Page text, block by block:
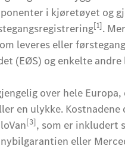
i kjøretøyet og
[1].
leveres eller
(EØS) og enkelte andre
over hele
en ulykke. Kostnadene
[3], som er inkludert
eller